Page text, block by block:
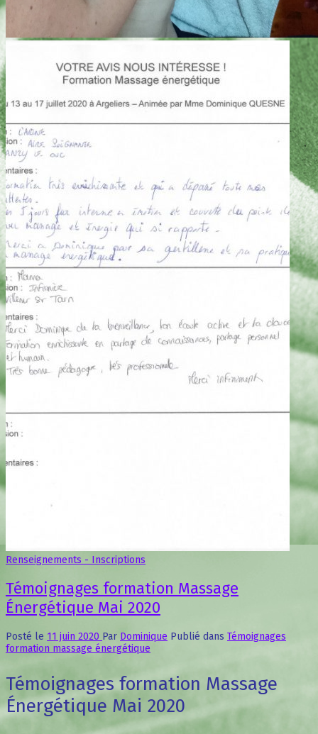
Renseignements - Inscriptions
Témoignages formation Massage
Énergétique Mai 2020
Posté le 11 juin 2020 Par Dominique Publié dans Témoignages
formation massage énergétique
Témoignages formation Massage
Énergétique Mai 2020